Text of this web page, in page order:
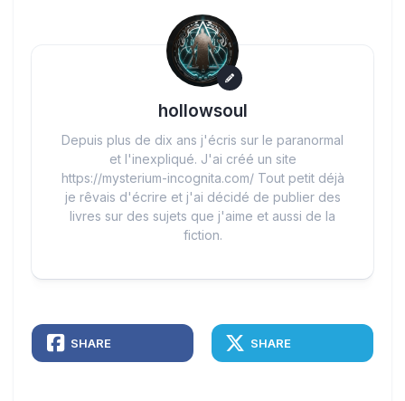
hollowsoul
Depuis plus de dix ans j'écris sur le paranormal
et l'inexpliqué. J'ai créé un site
https://mysterium-incognita.com/ Tout petit déjà
je rêvais d'écrire et j'ai décidé de publier des
livres sur des sujets que j'aime et aussi de la
fiction.
SHARE SHARE